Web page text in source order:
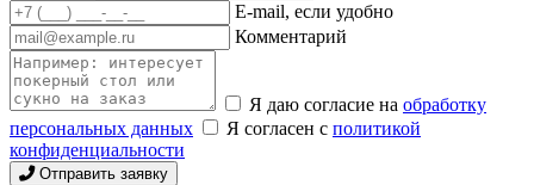
E-mail, если удобно
Комментарий
Я даю согласие на обработку
персональных данных
Я согласен с политикой
конфиденциальности
Отправить заявку